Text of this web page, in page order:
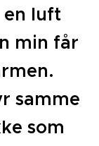
en luft
min får
samme
som